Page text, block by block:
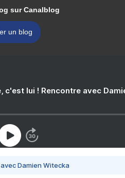
sur Canalblog
un blog
c'est lui ! Rencontre avec
Damien Witecka